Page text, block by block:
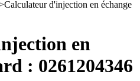
Calculateur d'injection en échange
en
: 0261204346